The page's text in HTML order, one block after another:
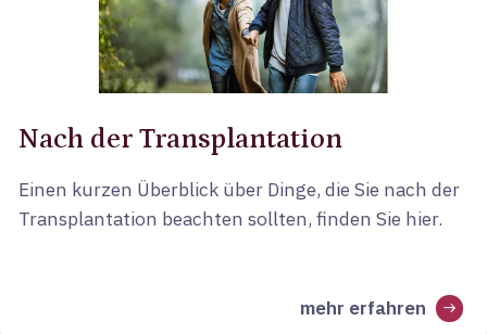
Nach der Transplantation
Einen kurzen Überblick über Dinge, die Sie nach der
Transplantation beachten sollten, finden Sie hier.
mehr erfahren arrow_right_alt